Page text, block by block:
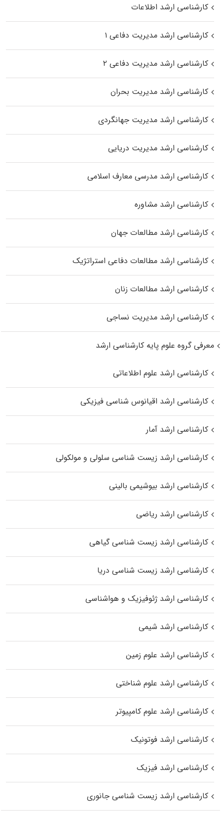
کارشناسی ارشد اطلاعات
کارشناسی ارشد مدیریت دفاعی ۱
کارشناسی ارشد مدیریت دفاعی ۲
کارشناسی ارشد مدیریت بحران
کارشناسی ارشد مدیریت جهانگردی
کارشناسی ارشد مدیریت دریایی
کارشناسی ارشد مدرسی معارف اسلامی
کارشناسی ارشد مشاوره
کارشناسی ارشد مطالعات جهان
کارشناسی ارشد مطالعات دفاعی استراتژیک
کارشناسی ارشد مطالعات زنان
کارشناسی ارشد مدیریت نساجی
معرفی گروه علوم پایه کارشناسی ارشد
کارشناسی ارشد علوم اطلاعاتی
کارشناسی ارشد اقیانوس‌ شناسی فیزیکی
کارشناسی ارشد آمار
کارشناسی ارشد زیست شناسی سلولی و مولکولی
کارشناسی ارشد بیوشیمی بالینی
کارشناسی ارشد ریاضی
کارشناسی ارشد زیست‌ شناسی گیاهی
کارشناسی ارشد زیست‌ شناسی دریا
کارشناسی ارشد ژئوفیزیک و هواشناسی
کارشناسی ارشد شیمی
کارشناسی ارشد علوم زمین
کارشناسی ارشد علوم شناختی
کارشناسی ارشد علوم کامپیوتر
کارشناسی ارشد فوتونیک
کارشناسی ارشد فیزیک
کارشناسی ارشد زیست‌ شناسی جانوری